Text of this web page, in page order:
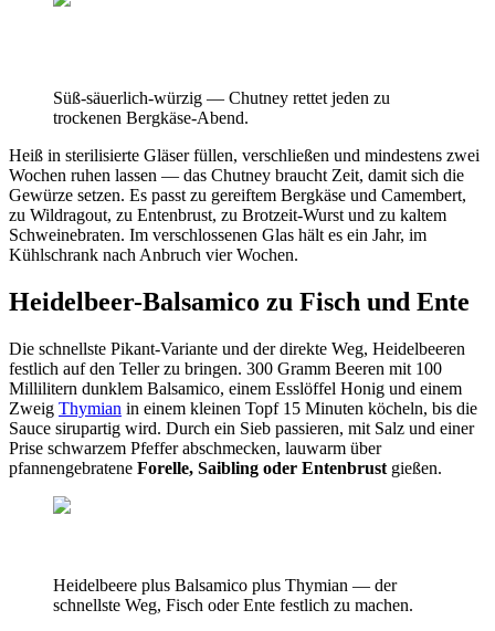
Süß-säuerlich-würzig — Chutney rettet jeden zu
trockenen Bergkäse-Abend.
Heiß in sterilisierte Gläser füllen, verschließen und mindestens zwei
Wochen ruhen lassen — das Chutney braucht Zeit, damit sich die
Gewürze setzen. Es passt zu gereiftem Bergkäse und Camembert,
zu Wildragout, zu Entenbrust, zu Brotzeit-Wurst und zu kaltem
Schweinebraten. Im verschlossenen Glas hält es ein Jahr, im
Kühlschrank nach Anbruch vier Wochen.
Heidelbeer-Balsamico zu Fisch und Ente
Die schnellste Pikant-Variante und der direkte Weg, Heidelbeeren
festlich auf den Teller zu bringen. 300 Gramm Beeren mit 100
Millilitern dunklem Balsamico, einem Esslöffel Honig und einem
Zweig Thymian in einem kleinen Topf 15 Minuten köcheln, bis die
Sauce sirupartig wird. Durch ein Sieb passieren, mit Salz und einer
Prise schwarzem Pfeffer abschmecken, lauwarm über
pfannengebratene Forelle, Saibling oder Entenbrust gießen.
Heidelbeere plus Balsamico plus Thymian — der
schnellste Weg, Fisch oder Ente festlich zu machen.